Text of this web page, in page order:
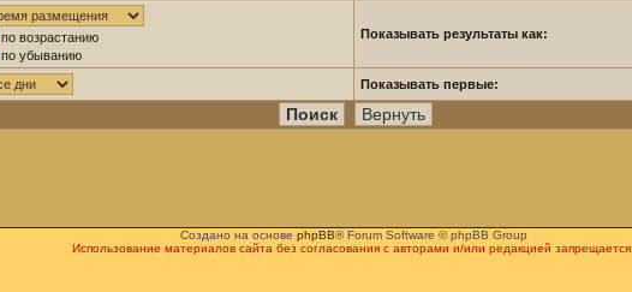
по возрастанию
по убыванию
Показывать результаты как:
Показывать первые:
Создано на основе phpBB® Forum Software © phpBB Group
Использование материалов сайта без согласования с авторами и/или редакцией запрещается.